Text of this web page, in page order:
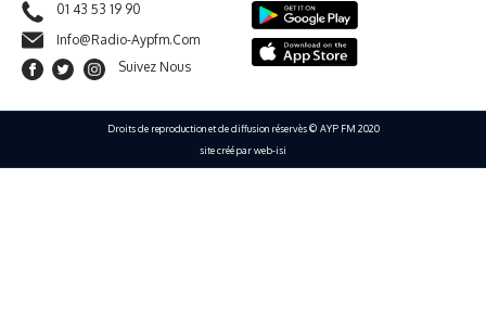
01 43 53 19 90
Info@radio-Aypfm.com
Suivez Nous
Droits de reproduction et de diffusion réservès © AYP FM 2020
site créé par web-isi